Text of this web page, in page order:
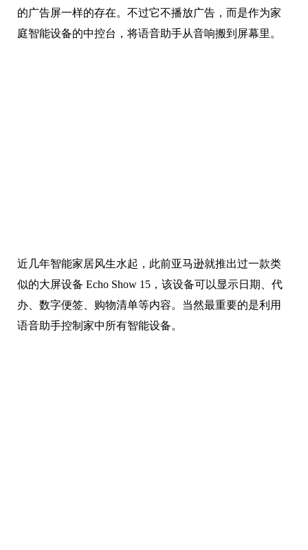
的广告屏一样的存在。不过它不播放广告，而是作为家
庭智能设备的中控台，将语音助手从音响搬到屏幕里。
近几年智能家居风生水起，此前亚马逊就推出过一款类
似的大屏设备 Echo Show 15，该设备可以显示日期、代
办、数字便签、购物清单等内容。当然最重要的是利用
语音助手控制家中所有智能设备。